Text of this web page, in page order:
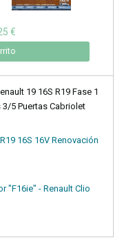
€
19 16S R19 Fase 1
5 Puertas Cabriolet
16S 16V Renovación
"F16ie" - Renault Clio